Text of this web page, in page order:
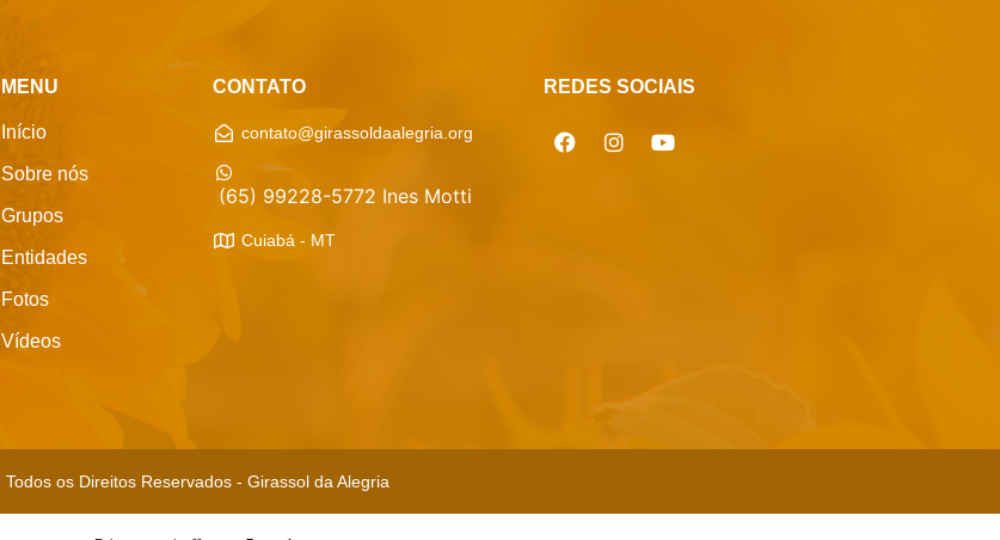
MENU
Início
Sobre nós
Grupos
Entidades
Fotos
Vídeos
CONTATO
contato@girassoldaalegria.org
(65) 99228-5772 Ines Motti
Cuiabá - MT
REDES SOCIAIS
Todos os Direitos Reservados - Girassol da Alegria